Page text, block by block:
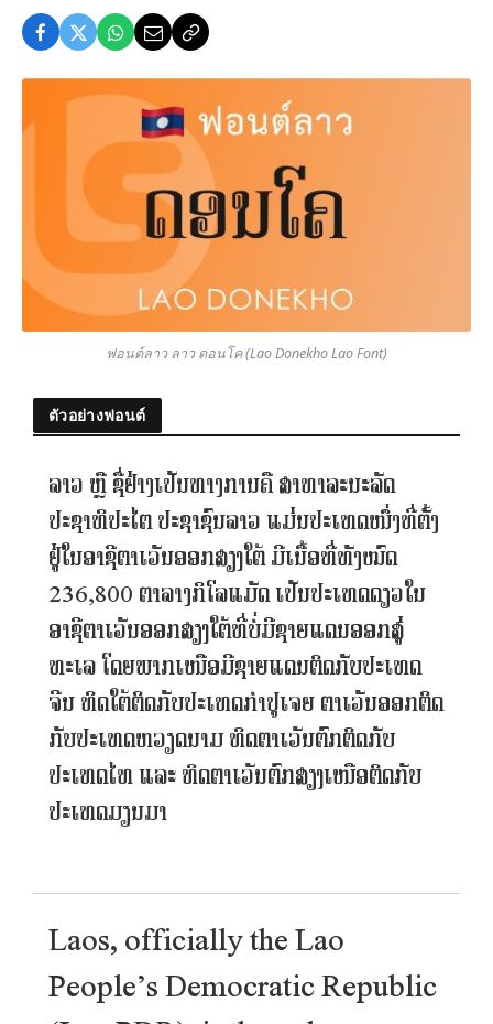
ฟอนต์ลาว ลาว ดอนโค (Lao Donekho Lao Font)
ตัวอย่างฟอนต์
ລາວ ຫຼື ຊື່ຢ່າງເປັນທາງການຄື ສາທາລະນະລັດ
ປະຊາທິປະໄຕ ປະຊາຊົນລາວ ແມ່ນປະເທດໜຶ່ງທີ່ຕັ້ງ
ຢູ່ໃນອາຊີຕາເວັນອອກສຽງໃຕ້ ມີເນື້ອທີ່ທັງໝົດ
236,800 ຕາລາງກິໂລແມັດ ເປັນປະເທດດຽວໃນ
ອາຊີຕາເວັນອອກສຽງໃຕ້ທີ່ບໍ່ມີຊາຍແດນອອກສູ່
ທະເລ ໂດຍພາກເໜືອມີຊາຍແດນຕິດກັບປະເທດ
ຈີນ ທິດໃຕ້ຕິດກັບປະເທດກຳປູເຈຍ ຕາເວັນອອກຕິດ
ກັບປະເທດຫວຽດນາມ ທິດຕາເວັນຕົກຕິດກັບ
ປະເທດໄທ ແລະ ທິດຕາເວັນຕົກສຽງເໜືອຕິດກັບ
ປະເທດມຽນມາ
Laos, officially the Lao
People’s Democratic Republic